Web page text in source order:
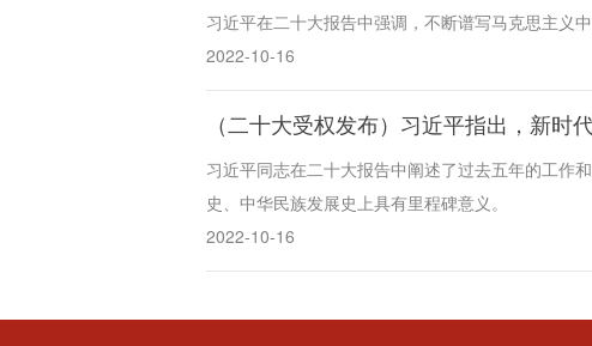
习近平在二十大报告中强调，不断谱写马克思主义
2022-10-16
（二十大受权发布）习近平指出，新时
习近平同志在二十大报告中阐述了过去五年的工作
史、中华民族发展史上具有里程碑意义。
2022-10-16